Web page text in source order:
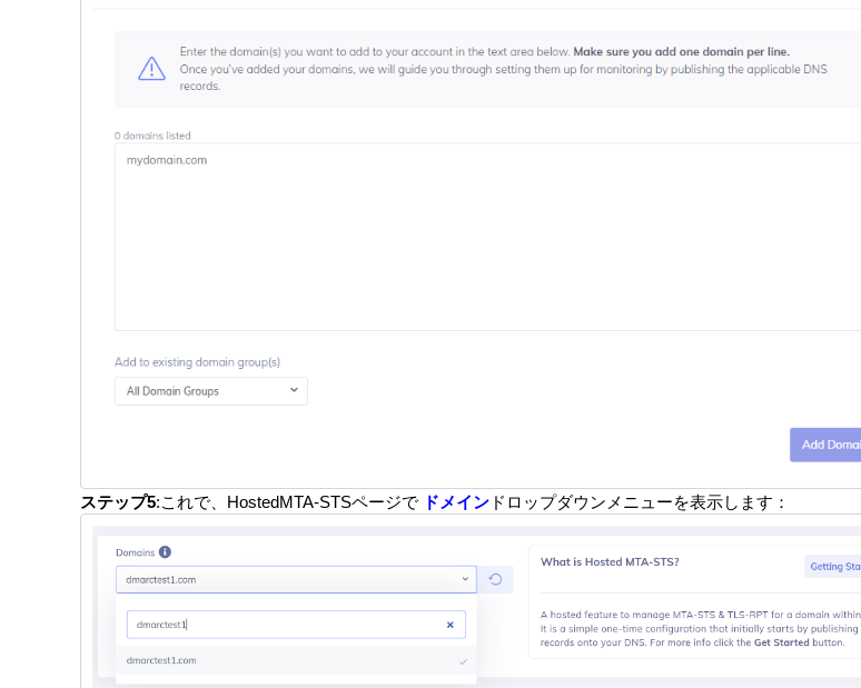
ステップ5:これで、HostedMTA-STSページで ドメイン ドロップダウンメニューを表示します：